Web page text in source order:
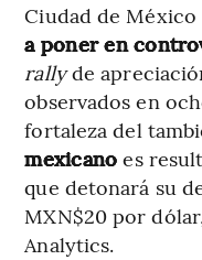
Ciudad de
a poner en
rallyde
observados en
fortaleza del
mexicano es
que detonará su
MXN$20 por
Analytics.